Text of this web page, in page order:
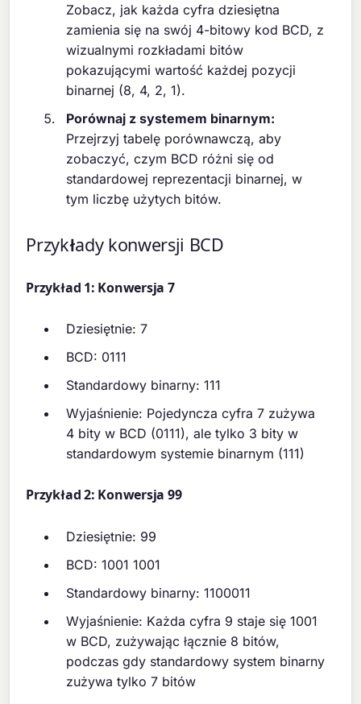
Zobacz, jak każda cyfra dziesiętna
zamienia się na swój 4-bitowy kod BCD, z
wizualnymi rozkładami bitów
pokazującymi wartość każdej pozycji
binarnej (8, 4, 2, 1).
Porównaj z systemem binarnym:
Przejrzyj tabelę porównawczą, aby
zobaczyć, czym BCD różni się od
standardowej reprezentacji binarnej, w
tym liczbę użytych bitów.
Przykłady konwersji BCD
Przykład 1: Konwersja 7
Dziesiętnie: 7
BCD: 0111
Standardowy binarny: 111
Wyjaśnienie: Pojedyncza cyfra 7 zużywa
4 bity w BCD (0111), ale tylko 3 bity w
standardowym systemie binarnym (111)
Przykład 2: Konwersja 99
Dziesiętnie: 99
BCD: 1001 1001
Standardowy binarny: 1100011
Wyjaśnienie: Każda cyfra 9 staje się 1001
w BCD, zużywając łącznie 8 bitów,
podczas gdy standardowy system binarny
zużywa tylko 7 bitów